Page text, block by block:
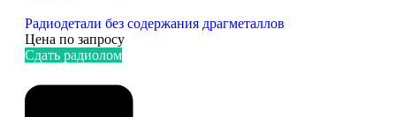
Радиодетали без содержания драгметаллов
Цена по запросу
Сдать радиолом